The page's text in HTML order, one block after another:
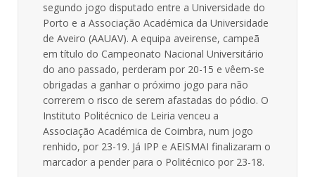
segundo jogo disputado entre a Universidade do
Porto e a Associação Académica da Universidade
de Aveiro (AAUAV). A equipa aveirense, campeã
em título do Campeonato Nacional Universitário
do ano passado, perderam por 20-15 e vêem-se
obrigadas a ganhar o próximo jogo para não
correrem o risco de serem afastadas do pódio. O
Instituto Politécnico de Leiria venceu a
Associação Académica de Coimbra, num jogo
renhido, por 23-19. Já IPP e AEISMAI finalizaram o
marcador a pender para o Politécnico por 23-18.